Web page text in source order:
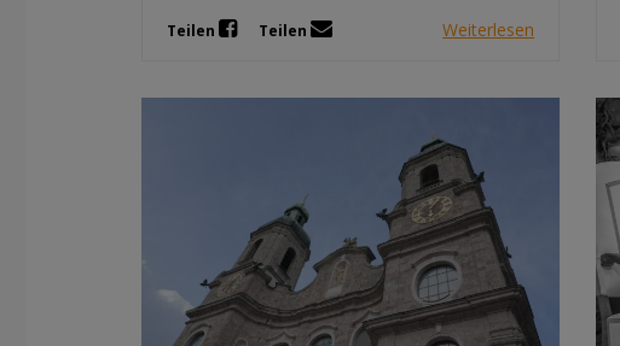
Teilen Teilen Weiterlesen